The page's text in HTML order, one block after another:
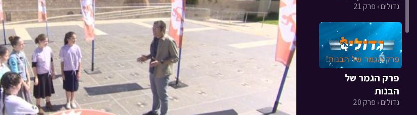
גדולים › פרק 21
פרק הגמר של
הבנות
גדולים › פרק 20